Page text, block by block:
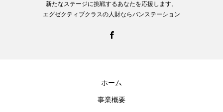
新たなステージに挑戦するあなたを応援します。
エグゼクティブクラスの人財ならバンステーション
ホーム
事業概要